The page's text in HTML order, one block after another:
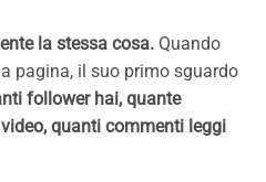
la stessa cosa. Quando
pagina, il suo primo sguardo
follower hai, quante
quanti commenti leggi